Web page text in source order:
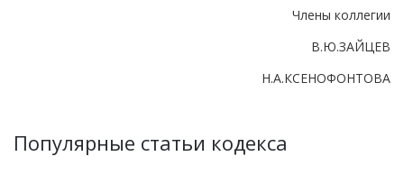
Члены коллегии
В.Ю.ЗАЙЦЕВ
Н.А.КСЕНОФОНТОВА
Популярные статьи кодекса